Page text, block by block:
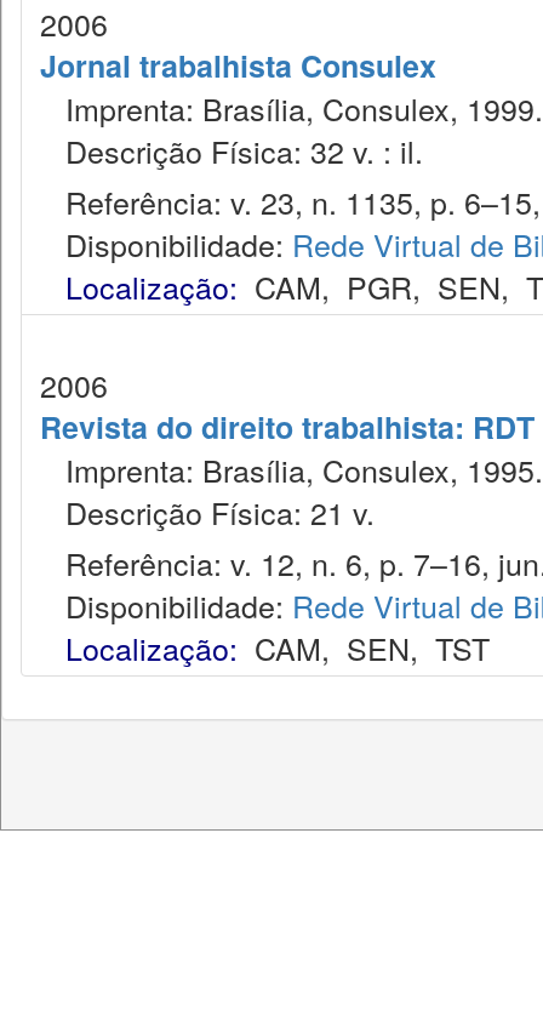
2006
Jornal trabalhista Consulex
Imprenta: Brasília, Consulex, 1999.
Descrição Física: 32 v. : il.
Referência: v. 23, n. 1135, p.
Disponibilidade: Rede Virtual de
Localização: CAM, PGR, SEN,
2006
Revista do direito trabalhista: RDT
Imprenta: Brasília, Consulex, 1995.
Descrição Física: 21 v.
Referência: v. 12, n. 6, p. 7–16,
Disponibilidade: Rede Virtual de
Localização: CAM, SEN, TST